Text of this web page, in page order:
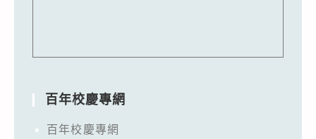
百年校慶專網
百年校慶專網